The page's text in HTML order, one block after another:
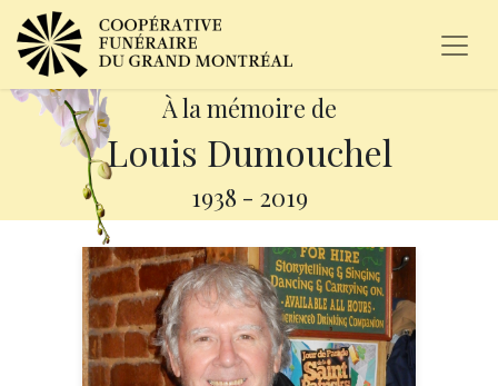
À la mémoire de
Louis Dumouchel
1938 - 2019